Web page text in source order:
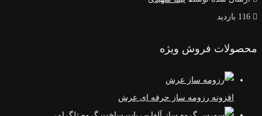
محصولات فروش ویژه
افزونه رزومه ساز حرفه ای عرش